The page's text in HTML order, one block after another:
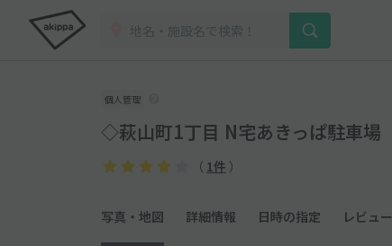
個人管理
◇萩山町1丁目 N宅あきっぱ駐車場
（ 1件 ）
写真・地図 詳細情報 日時の指定 レビュー